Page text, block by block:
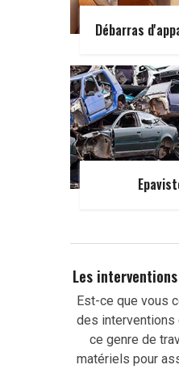
Débarras
Les
Est-ce que vous
des interventions
ce genre de
matériels pour